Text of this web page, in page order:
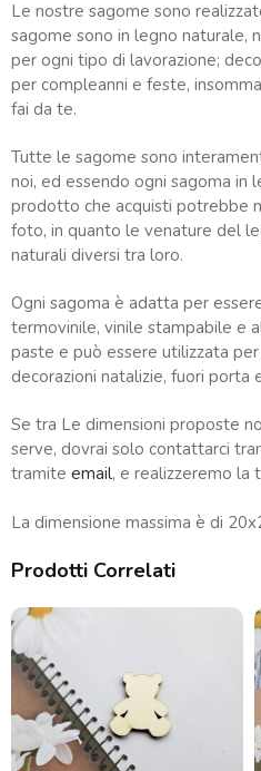
Le nostre sagome sono
sagome sono in legno naturale,
per ogni tipo di lavorazione;
per compleanni e feste,
fai da te.
Tutte le sagome sono
noi, ed essendo ogni sagoma
prodotto che acquisti potrebbe
foto, in quanto le venature del
naturali diversi tra loro.
Ogni sagoma è adatta per
termovinile, vinile stampabile e
paste e può essere utilizzata
decorazioni natalizie, fuori porta
Se tra Le dimensioni proposte
serve, dovrai solo contattarci
tramite email, e realizzeremo la
La dimensione massima è di
Prodotti Correlati